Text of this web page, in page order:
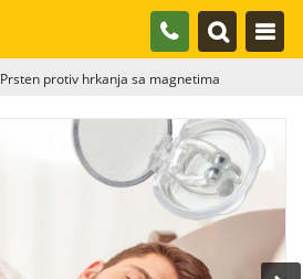
Prsten protiv hrkanja sa magnetima